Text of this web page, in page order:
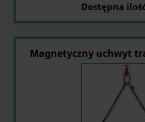
Dostępna
Magnetyczny uchwyt